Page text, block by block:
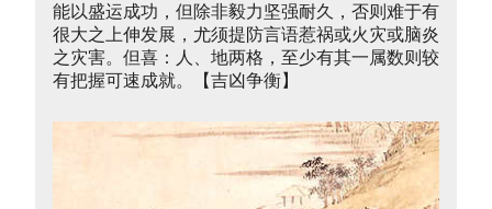
能以盛运成功，但除非毅力坚强耐久，否则难于有
很大之上伸发展，尤须提防言语惹祸或火灾或脑炎
之灾害。但喜：人、地两格，至少有其一属数则较
有把握可速成就。【吉凶争衡】